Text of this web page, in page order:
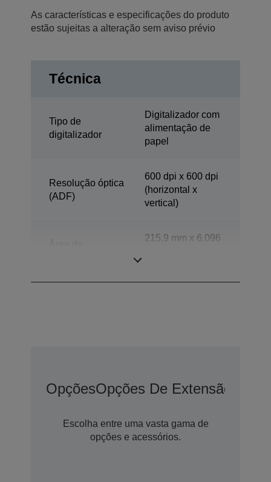
As características e especificações do produto
estão sujeitas a alteração sem aviso prévio
Técnica
Tipo de
digitalizador
Digitalizador com
alimentação de
papel
Resolução óptica
(ADF)
600 dpi x 600 dpi
(horizontal x
vertical)
215,9 mm x 6.096
OpçõesOpções De Extensão De
Escolha entre uma vasta gama de
opções e acessórios.